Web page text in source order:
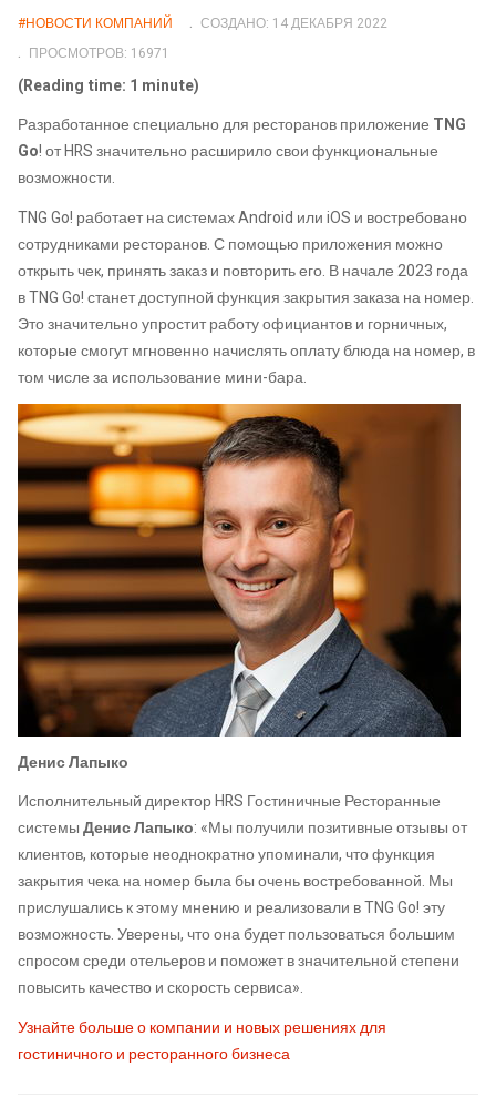
#НОВОСТИ КОМПАНИЙ
СОЗДАНО: 14 ДЕКАБРЯ 2022
ПРОСМОТРОВ: 16971
(Reading time: 1 minute)
Разработанное специально для ресторанов приложение TNG
Go! от HRS значительно расширило свои функциональные
возможности.
TNG Go! работает на системах Android или iOS и востребовано
сотрудниками ресторанов. С помощью приложения можно
открыть чек, принять заказ и повторить его. В начале 2023 года
в TNG Go! станет доступной функция закрытия заказа на номер.
Это значительно упростит работу официантов и горничных,
которые смогут мгновенно начислять оплату блюда на номер, в
том числе за использование мини-бара.
Денис Лапыко
Исполнительный директор HRS Гостиничные Ресторанные
системыДенис Лапыко: «Мы получили позитивные отзывы от
клиентов, которые неоднократно упоминали, что функция
закрытия чека на номер была бы очень востребованной. Мы
прислушались к этому мнению и реализовали в TNG Go! эту
возможность. Уверены, что она будет пользоваться большим
спросом среди отельеров и поможет в значительной степени
повысить качество и скорость сервиса».
Узнайте больше о компании и новых решениях для
гостиничного и ресторанного бизнеса